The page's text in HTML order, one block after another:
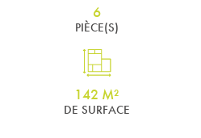
6
PIÈCE(S)
142 M²
DE SURFACE